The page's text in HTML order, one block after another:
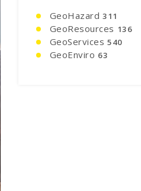
GeoHazard 311
GeoResources 136
GeoServices 540
GeoEnviro 63